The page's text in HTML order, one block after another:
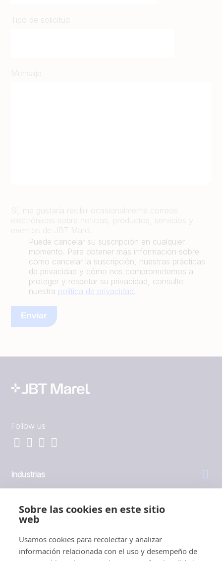
Sobre las cookies en este sitio
web
Usamos cookies para recolectar y analizar
información relacionada con el uso y desempeño de
Tipo de solicitud
Mensaje
Sí, me gustaría recibir ocasionalmente correos
electrónicos sobre noticias, productos, servicios y
eventos de JBT Marel.
Puede cancelar su suscripción en cualquier
momento. Para obtener más información sobre
cómo cancelar la suscripción, nuestras prácticas
de privacidad y cómo nos comprometemos a
proteger y respetar su privacidad, consulte
nuestra política de privacidad.
Follow us
Industrias